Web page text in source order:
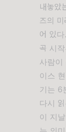
내놓았
즈의
어 있다.
곡 시
사람이
이스
기는 6
다시
이 지